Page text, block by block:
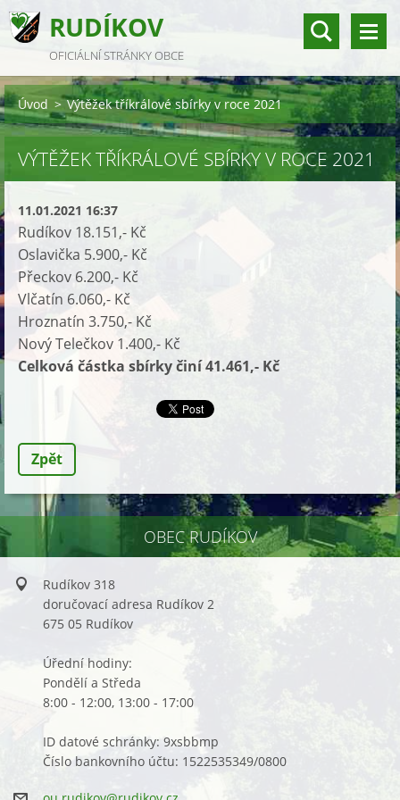
RUDÍKOV
OFICIÁLNÍ STRÁNKY OBCE
Úvod > Výtěžek tříkrálové sbírky v roce 2021
VÝTĚŽEK TŘÍKRÁLOVÉ SBÍRKY V ROCE 2021
11.01.2021 16:37
Rudíkov 18.151,- Kč
Oslavička 5.900,- Kč
Přeckov 6.200,- Kč
Vlčatín 6.060,- Kč
Hroznatín 3.750,- Kč
Nový Telečkov 1.400,- Kč
Celková částka sbírky činí 41.461,- Kč
Zpět
OBEC RUDÍKOV
Rudíkov 318
doručovací adresa Rudíkov 2
675 05 Rudíkov
Úřední hodiny:
Pondělí a Středa
8:00 - 12:00, 13:00 - 17:00
ID datové schránky: 9xsbbmp
Číslo bankovního účtu: 1522535349/0800